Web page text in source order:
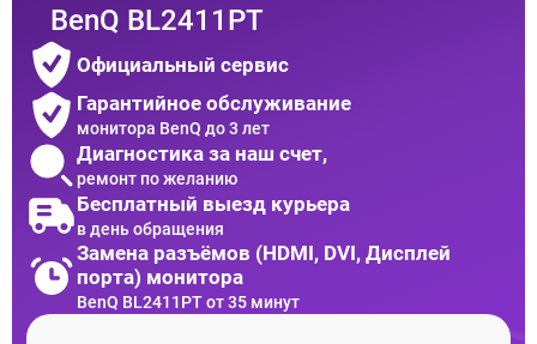
BenQ BL2411PT
Официальный сервис
Гарантийное обслуживание
монитора BenQ до 3 лет
Диагностика за наш счет,
ремонт по желанию
Бесплатный выезд курьера
в день обращения
Замена разъёмов (HDMI, DVI, Дисплей
порта) монитора
BenQ BL2411PT от 35 минут